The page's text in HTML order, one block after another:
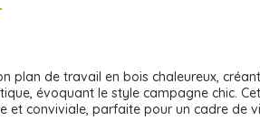
plan de travail en bois chaleureux,
évoquant le style campagne chic.
et conviviale, parfaite pour un cadre de